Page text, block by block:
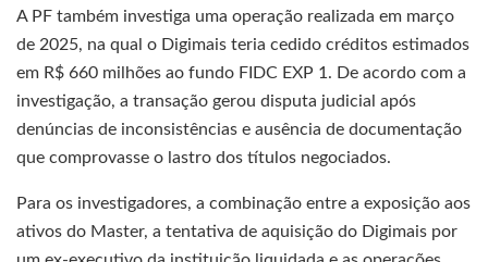
A PF também investiga uma operação realizada em março
de 2025, na qual o Digimais teria cedido créditos estimados
em R$ 660 milhões ao fundo FIDC EXP 1. De acordo com a
investigação, a transação gerou disputa judicial após
denúncias de inconsistências e ausência de documentação
que comprovasse o lastro dos títulos negociados.
Para os investigadores, a combinação entre a exposição aos
ativos do Master, a tentativa de aquisição do Digimais por